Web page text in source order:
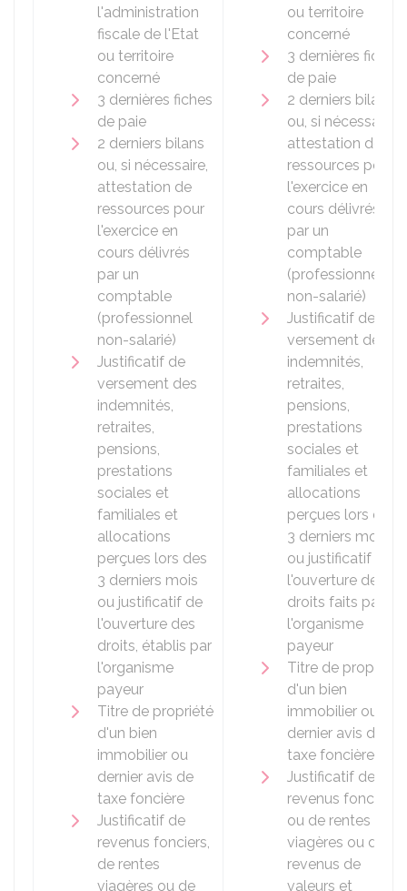
l'administration
fiscale de l'Etat
ou territoire
concerné
3 dernières fiches
de paie
2 derniers bilans
ou, si nécessaire,
attestation de
ressources pour
l'exercice en
cours délivrés
par un
comptable
(professionnel
non-salarié)
Justificatif de
versement des
indemnités,
retraites,
pensions,
prestations
sociales et
familiales et
allocations
perçues lors des
3 derniers mois
ou justificatif de
l'ouverture des
droits, établis par
l'organisme
payeur
Titre de propriété
d'un bien
immobilier ou
dernier avis de
taxe foncière
Justificatif de
revenus fonciers,
de rentes
viagères ou de
ou territoire
concerné
3 dernières fiches
de paie
2 derniers bilans
ou, si nécessaire,
attestation de
ressources pour
l'exercice en
cours délivrés
par un
comptable
(professionnel
non-salarié)
Justificatif de
versement des
indemnités,
retraites,
pensions,
prestations
sociales et
familiales et
allocations
perçues lors des
3 derniers mois
ou justificatif de
l'ouverture des
droits faits par
l'organisme
payeur
Titre de propriété
d'un bien
immobilier ou
dernier avis de
taxe foncière
Justificatif de
revenus fonciers,
ou de rentes
viagères ou de
revenus de
valeurs et